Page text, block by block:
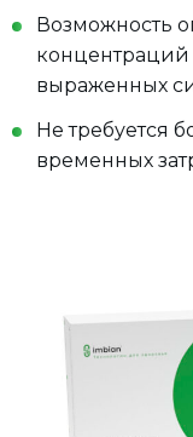
Возможность
концентраций
выраженных
Не требуется
временных